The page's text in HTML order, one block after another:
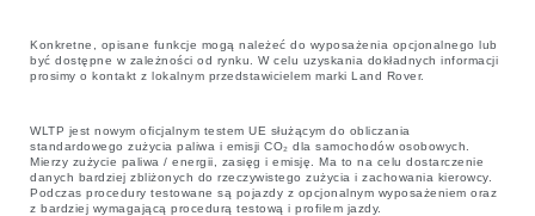
Konkretne, opisane funkcje mogą należeć do wyposażenia opcjonalnego lub
być dostępne w zależności od rynku. W celu uzyskania dokładnych informacji
prosimy o kontakt z lokalnym przedstawicielem marki Land Rover.
WLTP jest nowym oficjalnym testem UE służącym do obliczania
standardowego zużycia paliwa i emisji CO₂ dla samochodów osobowych.
Mierzy zużycie paliwa / energii, zasięg i emisję. Ma to na celu dostarczenie
danych bardziej zbliżonych do rzeczywistego zużycia i zachowania kierowcy.
Podczas procedury testowane są pojazdy z opcjonalnym wyposażeniem oraz
z bardziej wymagającą procedurą testową i profilem jazdy.